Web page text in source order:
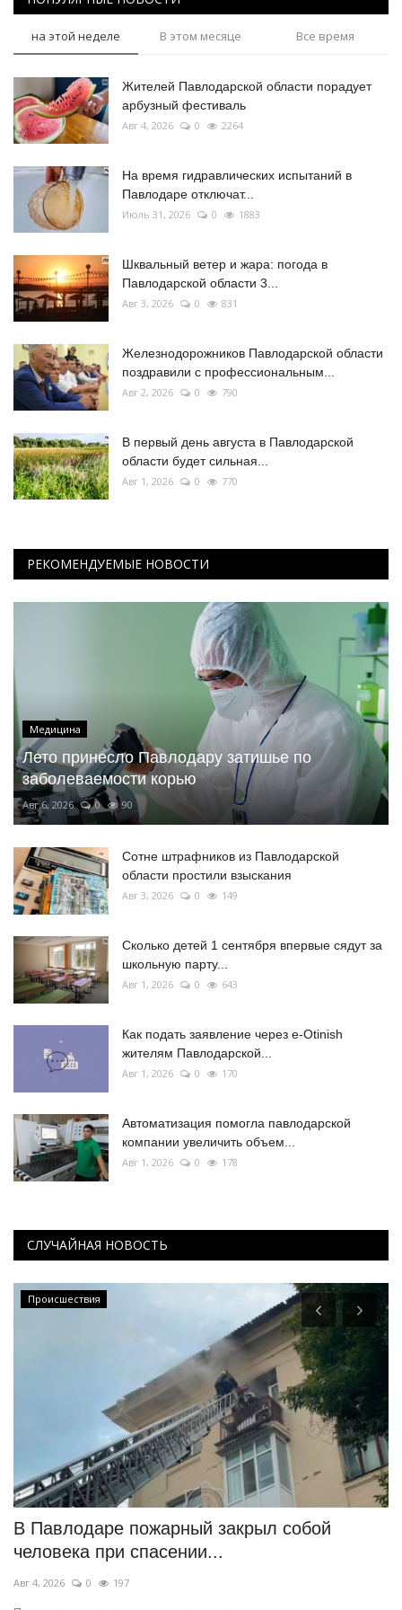
на этой неделе В этом месяце Все время
Жителей Павлодарской области порадует
арбузный фестиваль
Авг 4, 2026 0 2264
На время гидравлических испытаний в
Павлодаре отключат...
Июль 31, 2026 0 1883
Шквальный ветер и жара: погода в
Павлодарской области 3...
Авг 3, 2026 0 831
Железнодорожников Павлодарской области
поздравили с профессиональным...
Авг 2, 2026 0 790
В первый день августа в Павлодарской
области будет сильная...
Авг 1, 2026 0 770
РЕКОМЕНДУЕМЫЕ НОВОСТИ
Медицина
Лето принесло Павлодару затишье по
заболеваемости корью
Авг 6, 2026 0 90
Сотне штрафников из Павлодарской
области простили взыскания
Авг 3, 2026 0 149
Сколько детей 1 сентября впервые сядут за
школьную парту...
Авг 1, 2026 0 643
Как подать заявление через e-Otinish
жителям Павлодарской...
Авг 1, 2026 0 170
Автоматизация помогла павлодарской
компании увеличить объем...
Авг 1, 2026 0 178
СЛУЧАЙНАЯ НОВОСТЬ
Происшествия
В Павлодаре пожарный закрыл собой
человека при спасении...
Авг 4, 2026 0 197